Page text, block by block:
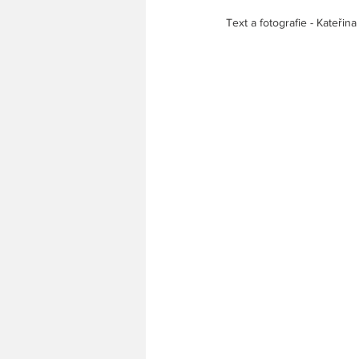
Text a fotografie - Kateřina